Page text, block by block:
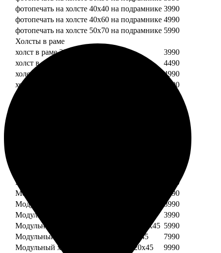
фотопечать на холсте 40х40 на подрамнике 3990
фотопечать на холсте 40х60 на подрамнике 4990
фотопечать на холсте 50х70 на подрамнике 5990
Холсты в раме
холст в раме 20х20
3990
холст в раме 20х30
4490
холст в раме 30х30
4990
холст в раме 30х40
5490
Модульный холст из трех частей 30х40
7490
Модульный холст из двух частей 40х40
5990
Модульный холст из трех частей 40х40
8990
Модульный холст из трех частей 20х45
3990
Модульный холст из четырех частей 20х45 5990
Модульный холст из пяти частей 20х45
7990
Модульный холст из шести частей 20х45
9990